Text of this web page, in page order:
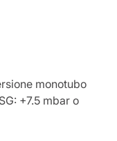
monotubo
+7.5 mbar o